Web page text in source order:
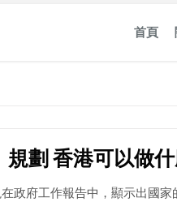
首頁
劃 香港可以做
政府工作報告中，顯示出國